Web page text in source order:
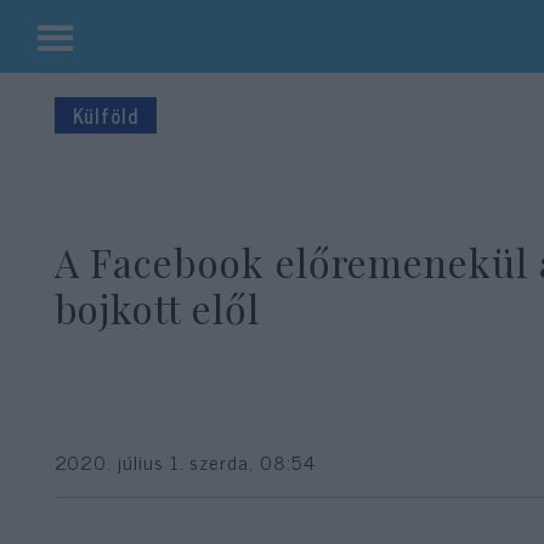
Kilépés
tartalomba
Külföld
A Facebook előremenekül
bojkott elől
2020. július 1. szerda, 08:54